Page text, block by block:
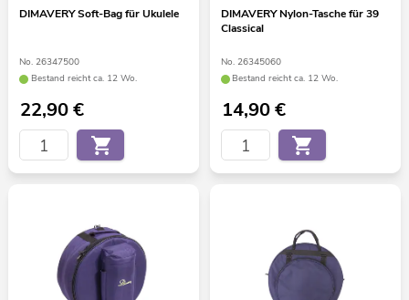
DIMAVERY Soft-Bag für Ukulele
No. 26347500
Bestand reicht ca. 12 Wo.
22,90€
DIMAVERY Nylon-Tasche für 39
Classical
No. 26345060
Bestand reicht ca. 12 Wo.
14,90€